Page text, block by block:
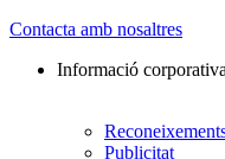
Contacta amb nosaltres
Informació corporativa
Publicitat